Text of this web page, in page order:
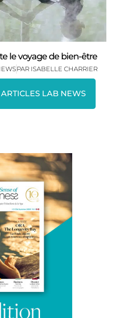
le voyage de bien-être
PAR ISABELLE CHARRIER
LAB NEWS